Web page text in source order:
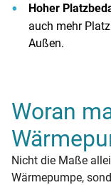
Hoher
auch mehr
Außen.
Woran
Nicht die Maße
Wärmepumpe,